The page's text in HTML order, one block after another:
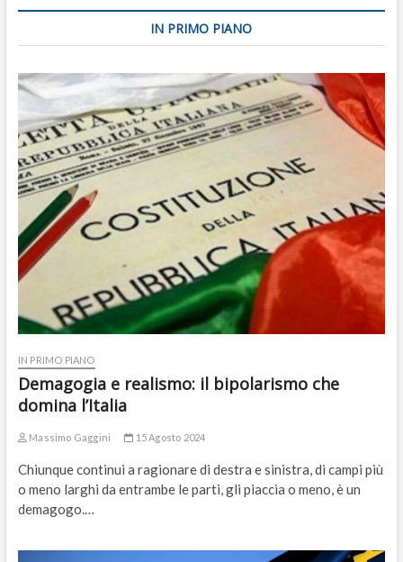
IN PRIMO PIANO
IN PRIMO PIANO
Demagogia e realismo: il bipolarismo che
domina l’Italia
Massimo Gaggini 15 Agosto 2024
Chiunque continui a ragionare di destra e sinistra, di campi più
o meno larghi da entrambe le parti, gli piaccia o meno, è un
demagogo.…